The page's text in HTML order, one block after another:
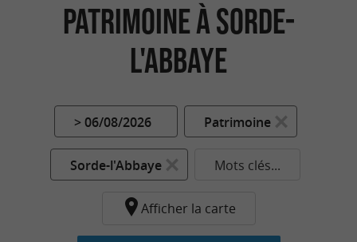
Patrimoine à Sorde-
l'Abbaye
> 06/08/2026 Patrimoine
Sorde-l'Abbaye Mots clés...
Afficher la carte